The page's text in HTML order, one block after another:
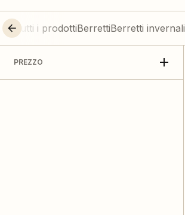
Tutti i prodottiBerrettiBerretti invernali
PREZZO